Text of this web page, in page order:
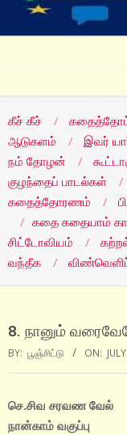
கீச் கீச்
ஆடுகளம்
இவர்
நம் தோழன்
குழந்தைப் பாடல்கள்
கதைத்தோரணம்
கதை கதையாம்
சிட்டோவியம்
வந்தீக
8. நானும்
BY: பூஞ்சிட்டு ON:
செ.சிவ சரவண வேல்
நான்காம் வகுப்பு